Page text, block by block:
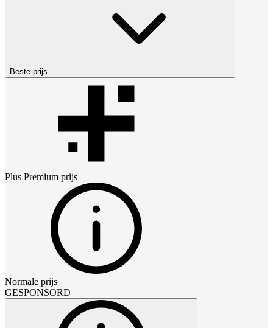
Beste prijs
Plus Premium prijs
Normale prijs
GESPONSORD